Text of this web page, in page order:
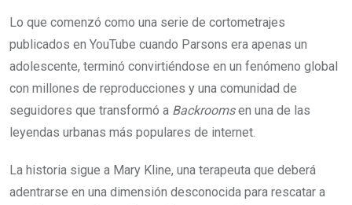
Lo que comenzó como una serie de cortometrajes
publicados en YouTube cuando Parsons era apenas un
adolescente, terminó convirtiéndose en un fenómeno global
con millones de reproducciones y una comunidad de
seguidores que transformó a Backroomsen una de las
leyendas urbanas más populares de internet.
La historia sigue a Mary Kline, una terapeuta que deberá
adentrarse en una dimensión desconocida para rescatar a